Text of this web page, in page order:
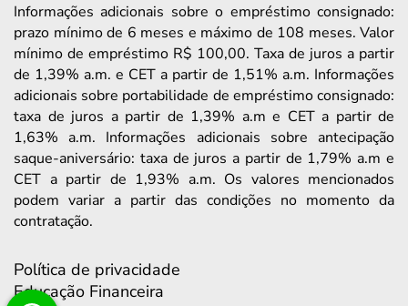
Informações adicionais sobre o empréstimo consignado:
prazo mínimo de 6 meses e máximo de 108 meses. Valor
mínimo de empréstimo R$ 100,00. Taxa de juros a partir
de 1,39% a.m. e CET a partir de 1,51% a.m. Informações
adicionais sobre portabilidade de empréstimo consignado:
taxa de juros a partir de 1,39% a.m e CET a partir de
1,63% a.m. Informações adicionais sobre antecipação
saque-aniversário: taxa de juros a partir de 1,79% a.m e
CET a partir de 1,93% a.m. Os valores mencionados
podem variar a partir das condições no momento da
contratação.
Política de privacidade
Educação Financeira